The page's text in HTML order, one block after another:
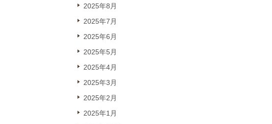
2025年8月
2025年7月
2025年6月
2025年5月
2025年4月
2025年3月
2025年2月
2025年1月